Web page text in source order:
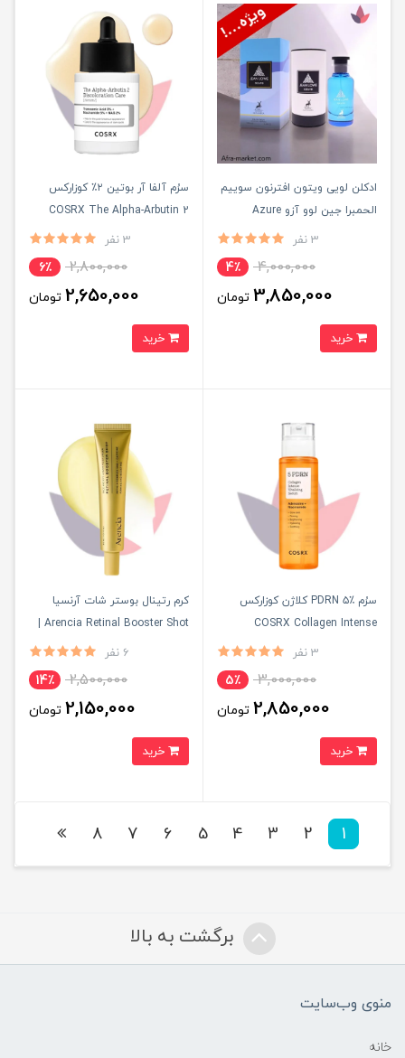
ادکلن لویی ویتون افترنون سوییم
الحمبرا جین لوو آزو Azure
Maison Alhambra | ادوپرفیوم
3 نفر
4,000,000 4٪
3,850,000 تومان
سرُم آلفا آر بوتین ۲٪ کوزارکس
COSRX The Alpha-Arbutin 2
Discoloration Care | ضد لک،
3 نفر
2,800,000 6٪
2,650,000 تومان
سرُم PDRN ۵٪ کلاژن کوزارکس
COSRX Collagen Intense
Vitalizing Serum | جوانساز، سفت
3 نفر
3,000,000 5٪
2,850,000 تومان
کرم رتینال بوستر شات آرنسیا
Arencia Retinal Booster Shot |
سفت کننده و ضد چروک صورت و
6 نفر
2,500,000 14٪
2,150,000 تومان
1
2
3
4
5
6
7
8
برگشت به بالا
منوی وب‌سایت
خانه